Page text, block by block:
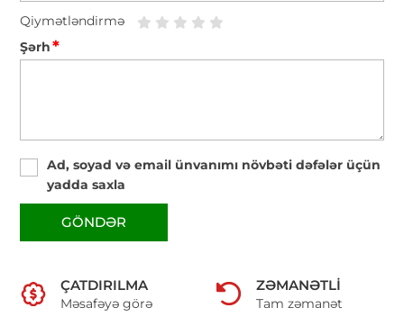
Qiymətləndirmə
Şərh*
Ad, soyad və email ünvanımı növbəti dəfələr üçün
yadda saxla
GÖNDƏR
ÇATDIRILMA
Məsafəyə görə
ZƏMANƏTLI
Tam zəmanət